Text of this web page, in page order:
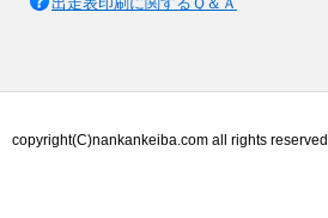
copyright(C)nankankeiba.com all rights reserved.